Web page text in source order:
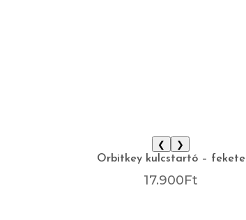
❮
❯
Orbitkey kulcstartó – fekete
17.900Ft